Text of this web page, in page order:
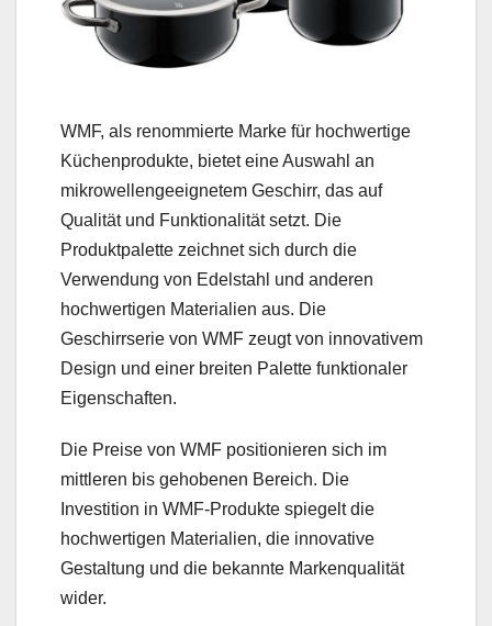
WMF, als renommierte Marke für hochwertige
Küchenprodukte, bietet eine Auswahl an
mikrowellengeeignetem Geschirr, das auf
Qualität und Funktionalität setzt. Die
Produktpalette zeichnet sich durch die
Verwendung von Edelstahl und anderen
hochwertigen Materialien aus. Die
Geschirrserie von WMF zeugt von innovativem
Design und einer breiten Palette funktionaler
Eigenschaften.
Die Preise von WMF positionieren sich im
mittleren bis gehobenen Bereich. Die
Investition in WMF-Produkte spiegelt die
hochwertigen Materialien, die innovative
Gestaltung und die bekannte Markenqualität
wider.